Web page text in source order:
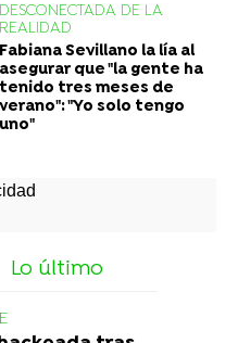
DESCONECTADA DE LA
REALIDAD
Fabiana Sevillano la lía al
asegurar que "la gente ha
tenido tres meses de
verano": "Yo solo tengo
uno"
Lo último